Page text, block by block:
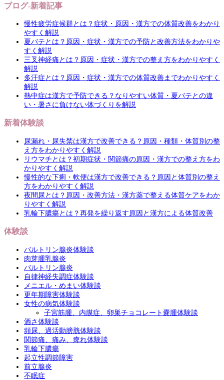
ブログ-新着記事
慢性疲労症候群とは？症状・原因・漢方での体質改善をわかり
やすく解説
夏バテとは？原因・症状・漢方での予防と改善方法をわかりや
すく解説
三叉神経痛とは？原因・症状・漢方での整え方をわかりやすく
解説
多汗症とは？原因・症状・漢方での体質改善までわかりやすく
解説
熱中症は漢方で予防できる？なりやすい体質・夏バテとの違
い・暑さに負けない体づくりを解説
新着体験談
尿漏れ・尿失禁は漢方で改善できる？原因・種類・体質別の整
え方をわかりやすく解説
リウマチとは？初期症状・関節痛の原因・漢方での整え方をわ
かりやすく解説
慢性的な下痢・軟便は漢方で改善できる？原因と体質別の整え
方をわかりやすく解説
夜間尿とは？原因・改善方法・漢方薬で整える体質ケアをわか
りやすく解説
乳輪下膿瘍とは？再発を繰り返す原因と漢方による体質改善
体験談
バルトリン腺炎体験談
肉芽腫乳腺炎
バルトリン腺炎
自律神経失調症体験談
メニエル・めまい体験談
更年期障害体験談
女性の病気体験談
子宮筋腫、内膜症、卵巣チョコレート嚢腫体験談
酒さ体験談
頻尿、過活動膀胱体験談
関節痛、痛み、痺れ体験談
乳輪下膿瘍
起立性調節障害
前立腺炎
不眠症